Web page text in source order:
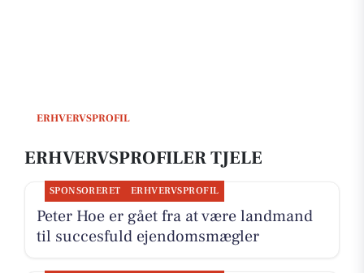
ERHVERVSPROFIL
ERHVERVSPROFILER TJELE
SPONSORERET ERHVERVSPROFIL
Peter Hoe er gået fra at være landmand
til succesfuld ejendomsmægler